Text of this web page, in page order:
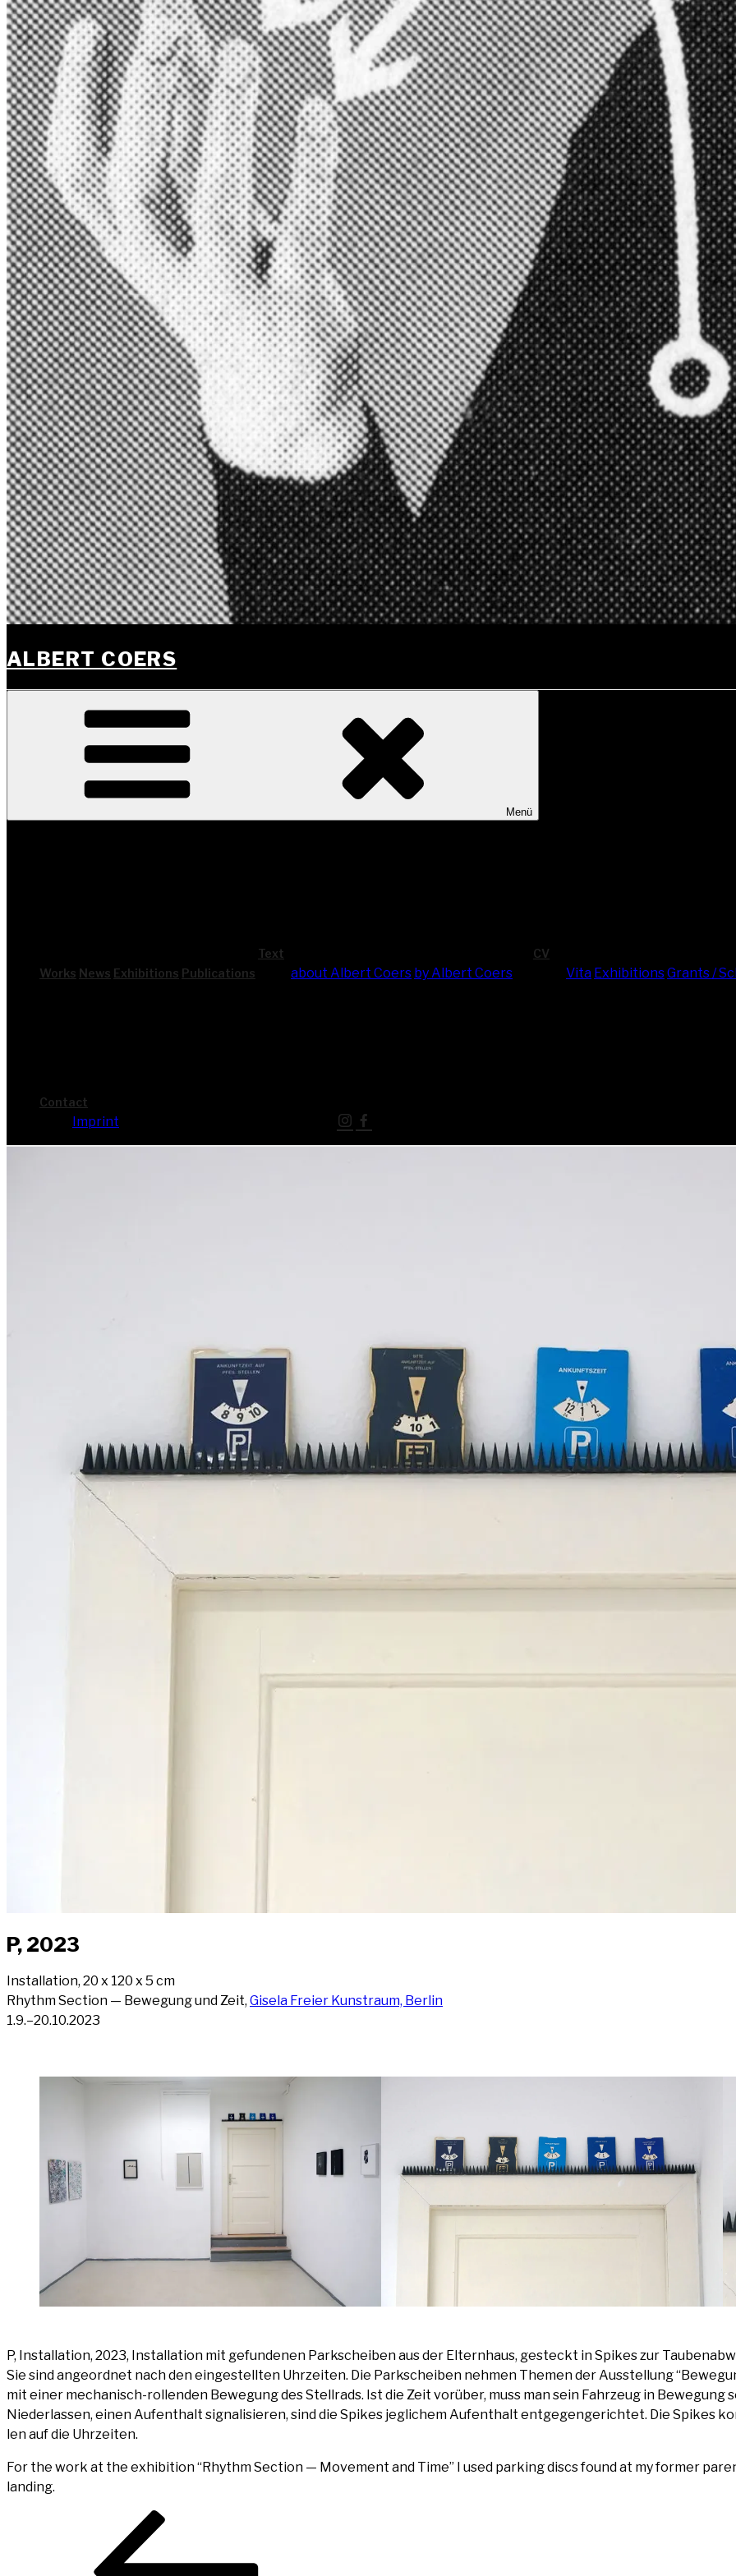
ALBERT COERS
Menü
Works News Exhi­bi­ti­ons Publi­ca­ti­ons
Text
about Albert Coers by Albert Coers
CV
Vita Exhi­bi­ti­onsGrants /
Cont­act
Imprint
P, 2023
Instal­la­ti­on, 20 x 120 x 5 cm
Rhythm Sec­tion — Bewe­gung und Zeit, Gise­la Frei­er Kunst­raum, Ber­lin
1.9.–20.10.2023
P, Instal­la­ti­on, 2023, Instal­la­ti­on mit gefun­de­nen Park­schei­ben aus der Eltern­haus, gesteckt in Spikes zur
Sie sind ange­ord­net nach den ein­ge­stell­ten Uhr­zei­ten. Die Park­schei­ben neh­men The­men der Aus­stel­lung
mit einer mecha­nisch-rol­len­den Bewe­gung des Stell­rads. Ist die Zeit vor­über, muss man sein Fahr­zeug in
Nie­der­las­sen, einen Auf­ent­halt signa­li­sie­ren, sind die Spikes jeg­li­chem Auf­ent­halt ent­ge­gen­ge­rich­tet. Die Spikes
len auf die Uhrzeiten.
For the work at the exhi­bi­ti­on “Rhythm Sec­tion — Move­ment and Time” I used par­king discs found at my for­mer
landing.
Beitragsnavigation